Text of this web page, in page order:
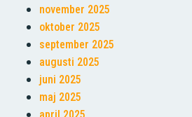
november 2025
oktober 2025
september 2025
augusti 2025
juni 2025
maj 2025